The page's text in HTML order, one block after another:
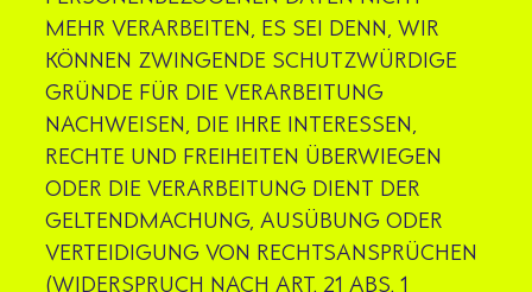
MEHR VERARBEITEN, ES SEI DENN, WIR
KÖNNEN ZWINGENDE SCHUTZWÜRDIGE
GRÜNDE FÜR DIE VERARBEITUNG
NACHWEISEN, DIE IHRE INTERESSEN,
RECHTE UND FREIHEITEN ÜBERWIEGEN
ODER DIE VERARBEITUNG DIENT DER
GELTENDMACHUNG, AUSÜBUNG ODER
VERTEIDIGUNG VON RECHTSANSPRÜCHEN
(WIDERSPRUCH NACH ART. 21 ABS. 1